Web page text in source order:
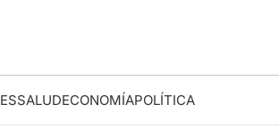
SALUDECONOMÍAPOLÍTICA